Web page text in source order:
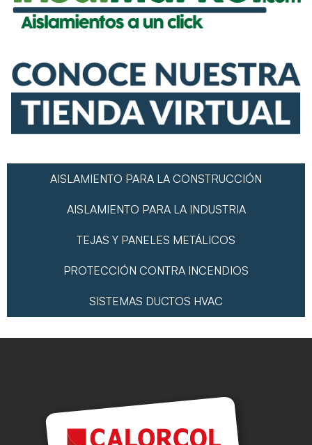
AISLAMIENTO PARA LA CONSTRUCCIÓN
AISLAMIENTO PARA LA INDUSTRIA
TEJAS Y PANELES METÁLICOS
PROTECCIÓN CONTRA INCENDIOS
SISTEMAS DUCTOS HVAC